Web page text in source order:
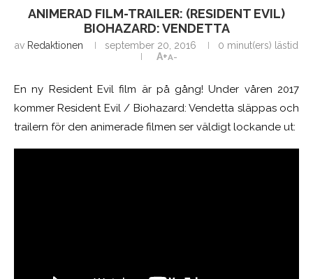
ANIMERAD FILM-TRAILER: (RESIDENT EVIL)
BIOHAZARD: VENDETTA
av Redaktionen september 20, 2016
0 minut(ers) lästid
A+A-
En ny Resident Evil film är på gång! Under våren 2017
kommer Resident Evil / Biohazard: Vendetta släppas och
trailern för den animerade filmen ser väldigt lockande ut: